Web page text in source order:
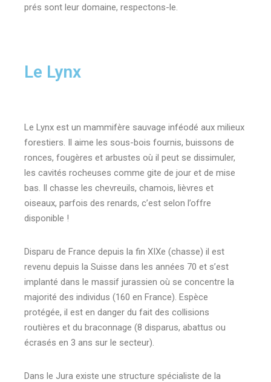
prés sont leur domaine, respectons-le.
Le Lynx
Le Lynx est un mammifère sauvage inféodé aux milieux
forestiers. Il aime les sous-bois fournis, buissons de
ronces, fougères et arbustes où il peut se dissimuler,
les cavités rocheuses comme gite de jour et de mise
bas. Il chasse les chevreuils, chamois, lièvres et
oiseaux, parfois des renards, c’est selon l’offre
disponible !
Disparu de France depuis la fin XIXe (chasse) il est
revenu depuis la Suisse dans les années 70 et s’est
implanté dans le massif jurassien où se concentre la
majorité des individus (160 en France). Espèce
protégée, il est en danger du fait des collisions
routières et du braconnage (8 disparus, abattus ou
écrasés en 3 ans sur le secteur).
Dans le Jura existe une structure spécialiste de la